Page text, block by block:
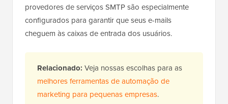
provedores de serviços SMTP são especialmente
configurados para garantir que seus e-mails
cheguem às caixas de entrada dos usuários.
Relacionado: Veja nossas escolhas para as
melhores ferramentas de automação de
marketing para pequenas empresas.